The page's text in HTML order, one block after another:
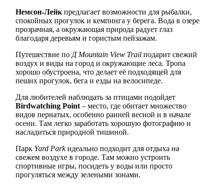
Немсон-Лейк предлагает возможности для рыбалки,
спокойных прогулок и кемпинга у берега. Вода в озере
прозрачная, а окружающая природа радует глаз
благодаря деревьям и гористым пейзажам.
Путешествие по Д Mountain View Trail подарит свежий
воздух и виды на город и окружающие леса. Тропа
хорошо обустроена, что делает её подходящей для
пеших прогулок, бега и езды на велосипеде.
Для любителей наблюдать за птицами подойдет
Birdwatching Point – место, где обитает множество
видов пернатых, особенно ранней весной и в начале
осени. Там легко заработать хорошую фотографию и
насладиться природной тишиной.
Парк Yard Parkидеально подходит для отдыха на
свежем воздухе в городе. Там можно устроить
спортивные игры, посидеть у воды или просто
прогуляться между зелеными зонами.